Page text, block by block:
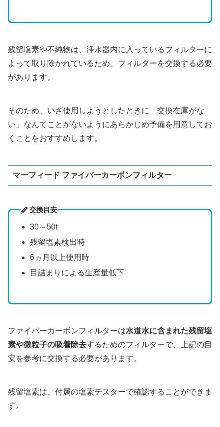
残留塩素や不純物は、浄水器内に入っているフィルターに
よって取り除かれているため、フィルターを交換する必要
があります。
そのため、いざ使用しようとしたときに「交換在庫がな
い」なんてことがないようにあらかじめ予備を用意してお
くことをおすすめします。
マーフィード ファイバーカーボンフィルター
交換目安
30～50t
残留塩素検出時
6ヵ月以上使用時
目詰まりによる生産量低下
ファイバーカーボンフィルターは水道水に含まれた残留塩
素や微粒子の吸着除去するためのフィルターで、上記の目
安を参考に交換する必要があります。
残留塩素は、付属の塩素テスターで確認することができま
す。